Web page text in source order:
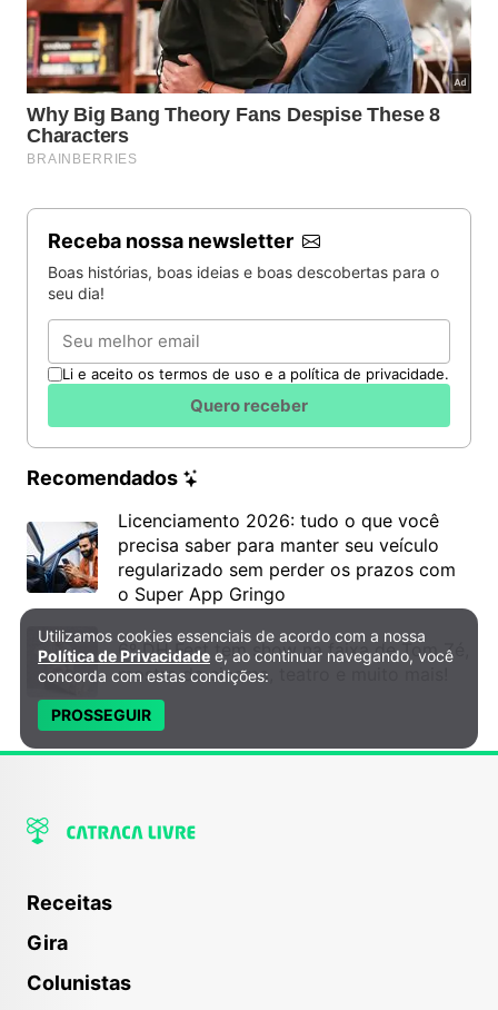
Receba nossa newsletter
Boas histórias, boas ideias e boas descobertas para o
seu dia!
Email
Li e aceito os termos de uso e a política de privacidade.
Quero receber
Recomendados
Licenciamento 2026: tudo o que você
precisa saber para manter seu veículo
regularizado sem perder os prazos com
o Super App Gringo
6º DH Fest tem show na faixa de Tom Zé,
mostra de cinema, teatro e muito mais!
Receitas
Gira
Colunistas
Política de Privacidade e Cookies
Utilizamos cookies essenciais de acordo com a nossa
Política de Privacidade e, ao continuar navegando, você
concorda com estas condições:
PROSSEGUIR